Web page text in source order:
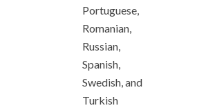
Portuguese,
Romanian,
Russian,
Spanish,
Swedish, and
Turkish